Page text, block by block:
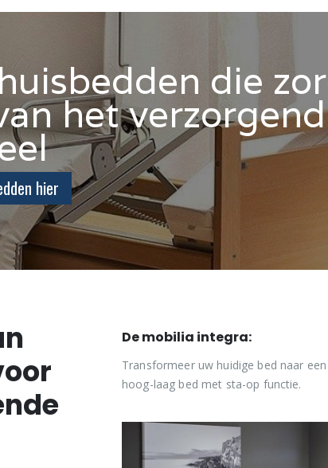
die
het verzorgend
hier
De mobilia integra:
Transformeer uw huidige bed naar
hoog-laag bed met sta-op functie.
De elektrische